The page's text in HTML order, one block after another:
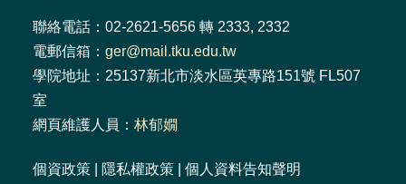
聯絡電話：02-2621-5656 轉 2333, 2332
電郵信箱： ger@mail.tku.edu.tw
學院地址：25137新北市淡水區英專路151號 FL507
室
網頁維護人員： 林郁嫺
個資政策 隱私權政策 個人資料告知聲明